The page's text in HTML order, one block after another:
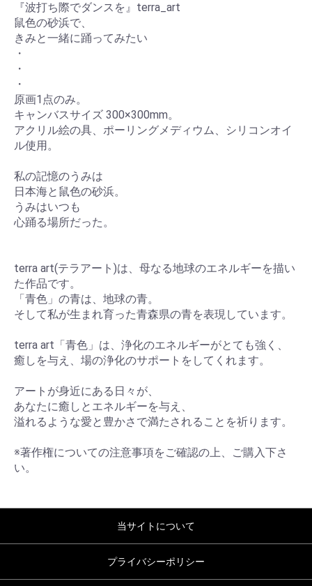
『波打ち際でダンスを』terra_art
鼠色の砂浜で、
きみと一緒に踊ってみたい
・
・
・
原画1点のみ。
キャンバスサイズ 300×300mm。
アクリル絵の具、ポーリングメディウム、シリコンオイ
ル使用。
私の記憶のうみは
日本海と鼠色の砂浜。
うみはいつも
心踊る場所だった。
terra art(テラアート)は、母なる地球のエネルギーを描い
た作品です。
「青色」の青は、地球の青。
そして私が生まれ育った青森県の青を表現しています。
terra art「青色」は、浄化のエネルギーがとても強く、
癒しを与え、場の浄化のサポートをしてくれます。
アートが身近にある日々が、
あなたに癒しとエネルギーを与え、
溢れるような愛と豊かさで満たされることを祈ります。
※著作権についての注意事項をご確認の上、ご購入下さ
い。
当サイトについて
プライバシーポリシー